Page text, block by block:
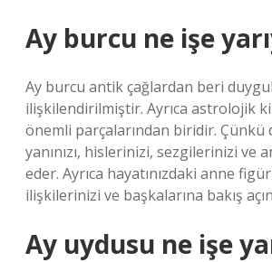
Ay burcu ne işe
Ay burcu antik çağlardan beri
ilişkilendirilmiştir. Ayrıca astrolojik
önemli parçalarından biridir. Çünkü
yanınızı, hislerinizi, sezgilerinizi ve
eder. Ayrıca hayatınızdaki anne
ilişkilerinizi ve başkalarına bakış
Ay uydusu ne işe